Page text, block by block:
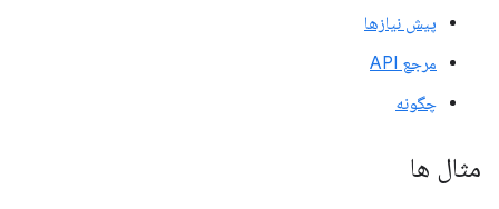
پیش نیازها
مرجع API
چگونه
مثال ها